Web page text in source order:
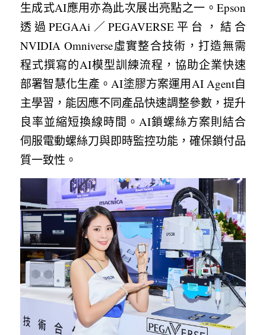
生成式AI應用亦為此次展出亮點之一。Epson
透過PEGAAi／PEGAVERSE平台，結合
NVIDIA Omniverse虛實整合技術，打造無需
程式撰寫的AI模型訓練流程，協助企業快速
部署智慧化生產。AI塗膠方案運用AI Agent自
主學習，能因應不同產品快速調整參數，提升
良率並縮短換線時間。AI鎖螺絲方案則結合
伺服電動螺絲刀與即時監控功能，確保鎖付品
質一致性。